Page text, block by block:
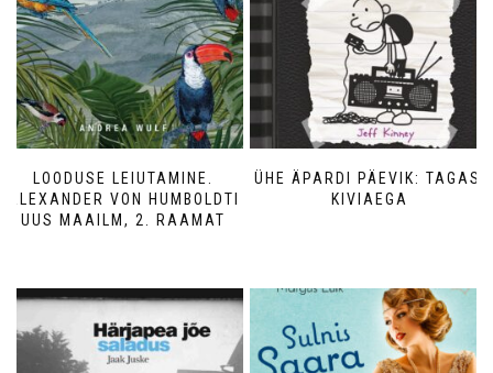
LOODUSE LEIUTAMINE.
ALEXANDER VON HUMBOLDTI
UUS MAAILM, 2. RAAMAT
ÜHE ÄPARDI PÄEVIK: TAGASI
KIVIAEGA